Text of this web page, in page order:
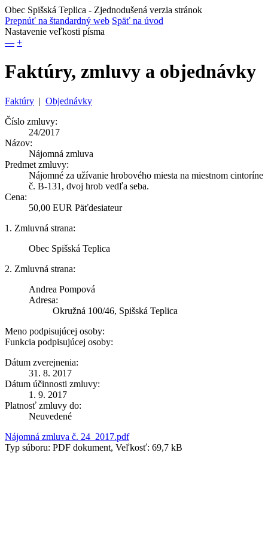
Obec Spišská Teplica - Zjednodušená verzia stránok
Prepnúť na štandardný web Späť na úvod
Nastavenie veľkosti písma
— +
Faktúry, zmluvy a objednávky
Faktúry | Objednávky
Číslo zmluvy:
24/2017
Názov:
Nájomná zmluva
Predmet zmluvy:
Nájomné za užívanie hrobového miesta na miestnom cintoríne
č. B-131, dvoj hrob vedľa seba.
Cena:
50,00 EUR Päťdesiateur
1. Zmluvná strana:
Obec Spišská Teplica
2. Zmluvná strana:
Andrea Pompová
Adresa:
Okružná 100/46, Spišská Teplica
Meno podpisujúcej osoby:
Funkcia podpisujúcej osoby:
Dátum zverejnenia:
31. 8. 2017
Dátum účinnosti zmluvy:
1. 9. 2017
Platnosť zmluvy do:
Neuvedené
Nájomná zmluva č. 24_2017.pdf
Typ súboru: PDF dokument, Veľkosť: 69,7 kB